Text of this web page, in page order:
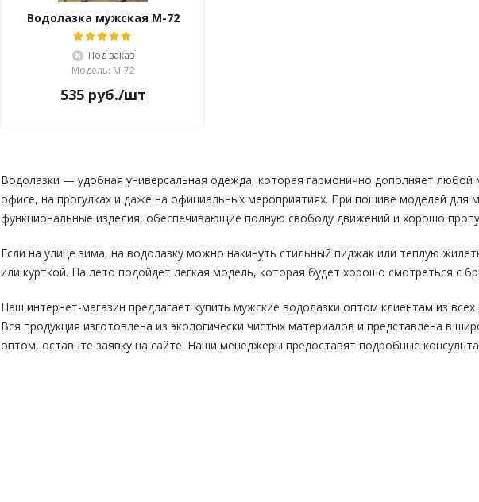
Водолазка мужская М-72
Под заказ
Модель: M-72
535руб./шт
Водолазки — удобная универсальная одежда, которая гармонично дополняет
офисе, на прогулках и даже на официальных мероприятиях. При пошиве моделей для
функциональные изделия, обеспечивающие полную свободу движений и хорошо
Если на улице зима, на водолазку можно накинуть стильный пиджак или теплую
или курткой. На лето подойдет легкая модель, которая будет хорошо смотреться с
Наш интернет-магазин предлагает купить мужские водолазки оптом клиентам из
Вся продукция изготовлена из экологически чистых материалов и представлена в
оптом, оставьте заявку на сайте. Наши менеджеры предоставят подробные